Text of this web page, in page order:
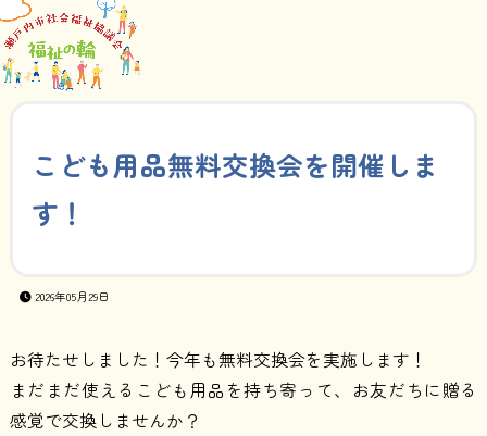
こども用品無料交換会を開催しま
す！
2026年05月29日
お待たせしました！今年も無料交換会を実施します！
まだまだ使えるこども用品を持ち寄って、お友だちに贈る
感覚で交換しませんか？